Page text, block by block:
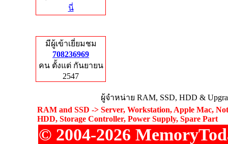
นี่
มีผู้เข้าเยี่ยมชม
708236969
คน ตั้งแต่ กันยายน
2547
ผู้จำหน่าย RAM, SSD, HDD &
RAM and SSD -> Server, Workstation, Apple Mac,
HDD, Storage Controller, Power Supply, Spare Part
© 2004-2026